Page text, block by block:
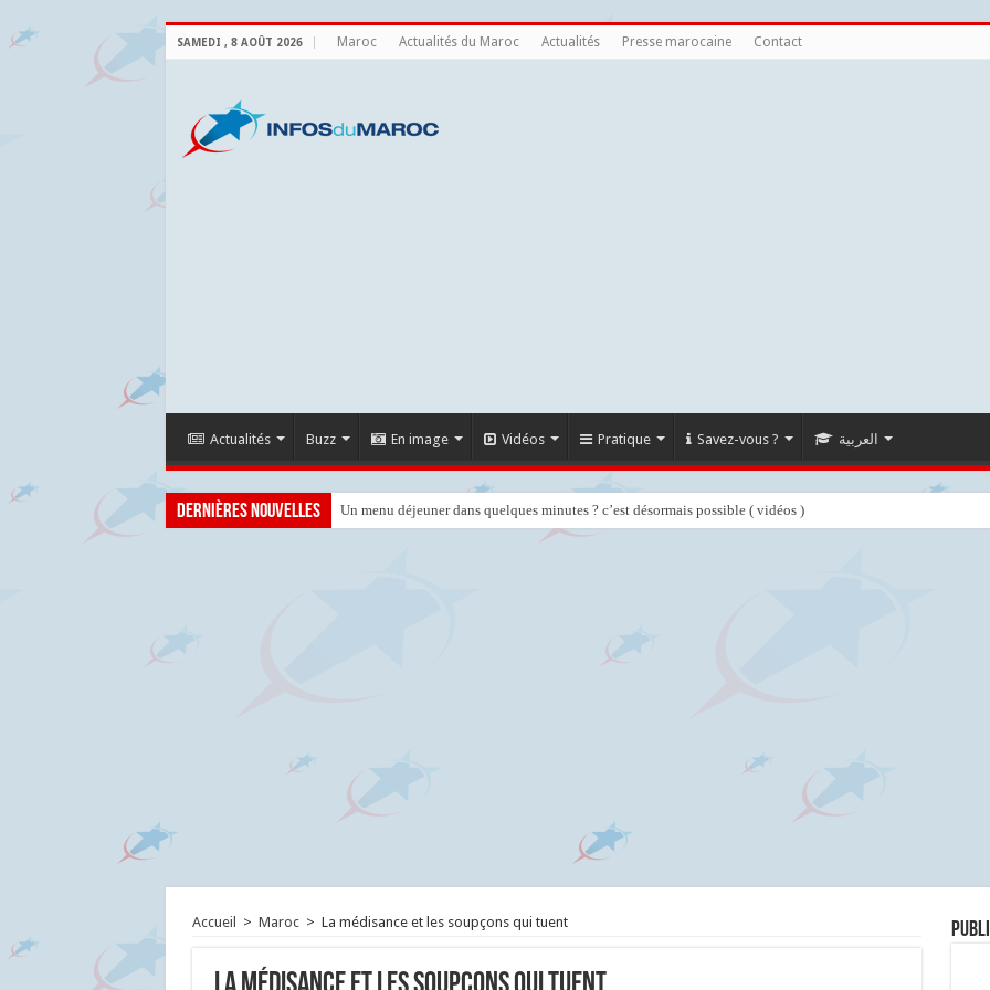
SAMEDI , 8 AOÛT 2026 Maroc Actualités du Maroc Actualités Presse marocaine Contact
Actualités Buzz En image Vidéos Pratique Savez-vous ? العربية
Dernières nouvelles Un menu déjeuner dans quelques minutes ? c’est désormais possible ( vidéos )
Accueil > Maroc > La médisance et les soupçons qui tuent